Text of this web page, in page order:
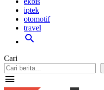
iptek
otomotif
travel
search
Cari
menu